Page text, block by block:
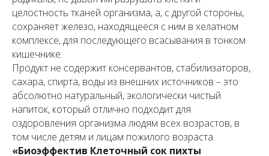
целостность тканей организма, а, с другой стороны,
сохраняет железо, находящееся с ним в хелатном
комплексе, для последующего всасывания в тонком
кишечнике.
Продукт не содержит консервантов, стабилизаторов,
сахара, спирта, воды из внешних источников – это
абсолютно натуральный, экологически чистый
напиток, который отлично подходит для
оздоровления организма людям всех возрастов, в
том числе детям и лицам пожилого возраста.
«Биоэффектив Клеточный сок пихты